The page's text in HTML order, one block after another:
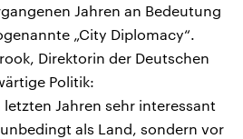
Jahren an Bedeutung
„City Diplomacy“.
Direktorin der Deutschen
Politik:
letzten Jahren sehr interessant
als Land, sondern vor